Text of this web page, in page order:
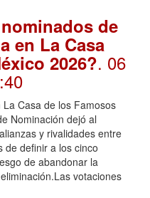
de
en La Casa
2026?. 06
Casa de los Famosos
Nominación dejó al
y rivalidades entre
de definir a los cinco
de abandonar la
votaciones